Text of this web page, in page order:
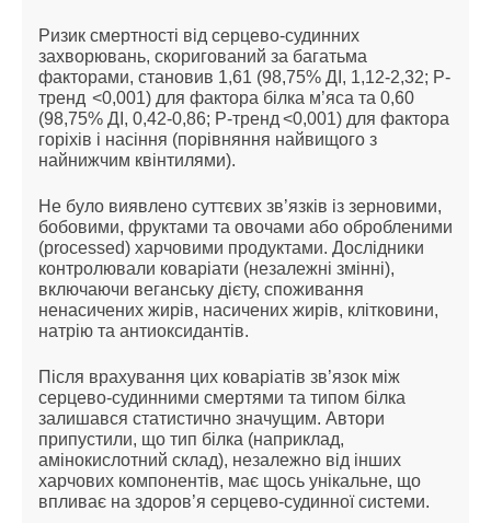
Ризик смертності від серцево-судинних
захворювань, скоригований за багатьма
факторами, становив 1,61 (98,75% ДІ, 1,12-2,32; P-
тренд <0,001) для фактора білка м’яса та 0,60
(98,75% ДІ, 0,42-0,86; P-тренд <0,001) для фактора
горіхів і насіння (порівняння найвищого з
найнижчим квінтилями).
Не було виявлено суттєвих зв’язків із зерновими,
бобовими, фруктами та овочами або обробленими
(processed) харчовими продуктами. Дослідники
контролювали коваріати (незалежні змінні),
включаючи веганську дієту, споживання
ненасичених жирів, насичених жирів, клітковини,
натрію та антиоксидантів.
Після врахування цих коваріатів зв’язок між
серцево-судинними смертями та типом білка
залишався статистично значущим. Автори
припустили, що тип білка (наприклад,
амінокислотний склад), незалежно від інших
харчових компонентів, має щось унікальне, що
впливає на здоров’я серцево-судинної системи.